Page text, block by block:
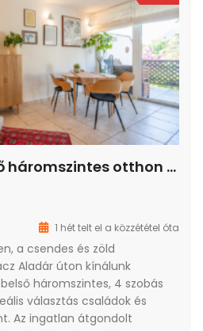
Panorámás, belső háromszintes otthon a XII. kerület egyik legkedveltebb zöldövezeti részén
1 hét telt el a közzététel óta
a csendes és zöld
Aladár úton kínálunk
háromszintes, 4 szobás
választás családok és
Az ingatlan átgondolt